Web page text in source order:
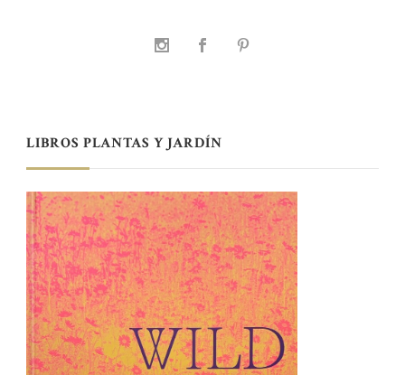
LIBROS PLANTAS Y JARDÍN